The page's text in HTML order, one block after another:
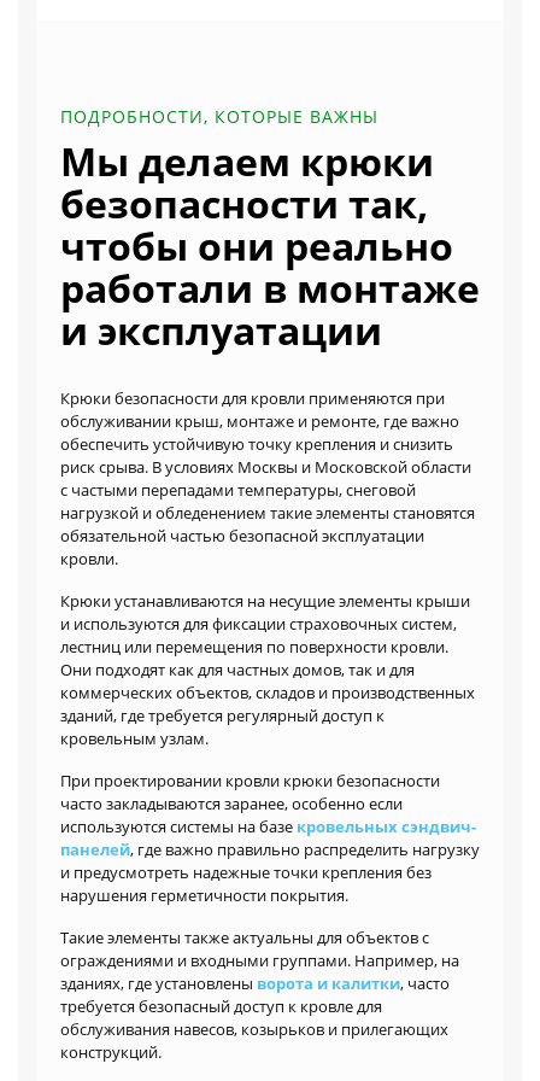
ПОДРОБНОСТИ, КОТОРЫЕ ВАЖНЫ
Мы делаем крюки
безопасности так,
чтобы они реально
работали в монтаже
и эксплуатации
Крюки безопасности для кровли применяются при
обслуживании крыш, монтаже и ремонте, где важно
обеспечить устойчивую точку крепления и снизить
риск срыва. В условиях Москвы и Московской области
с частыми перепадами температуры, снеговой
нагрузкой и обледенением такие элементы становятся
обязательной частью безопасной эксплуатации
кровли.
Крюки устанавливаются на несущие элементы крыши
и используются для фиксации страховочных систем,
лестниц или перемещения по поверхности кровли.
Они подходят как для частных домов, так и для
коммерческих объектов, складов и производственных
зданий, где требуется регулярный доступ к
кровельным узлам.
При проектировании кровли крюки безопасности
часто закладываются заранее, особенно если
используются системы на базе кровельных сэндвич-
панелей, где важно правильно распределить нагрузку
и предусмотреть надежные точки крепления без
нарушения герметичности покрытия.
Такие элементы также актуальны для объектов с
ограждениями и входными группами. Например, на
зданиях, где установлены ворота и калитки, часто
требуется безопасный доступ к кровле для
обслуживания навесов, козырьков и прилегающих
конструкций.